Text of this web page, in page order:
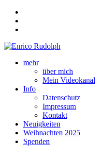
mehr
über mich
Mein Videokanal
Info
Datenschutz
Impressum
Kontakt
Neuigkeiten
Weihnachten 2025
Spenden